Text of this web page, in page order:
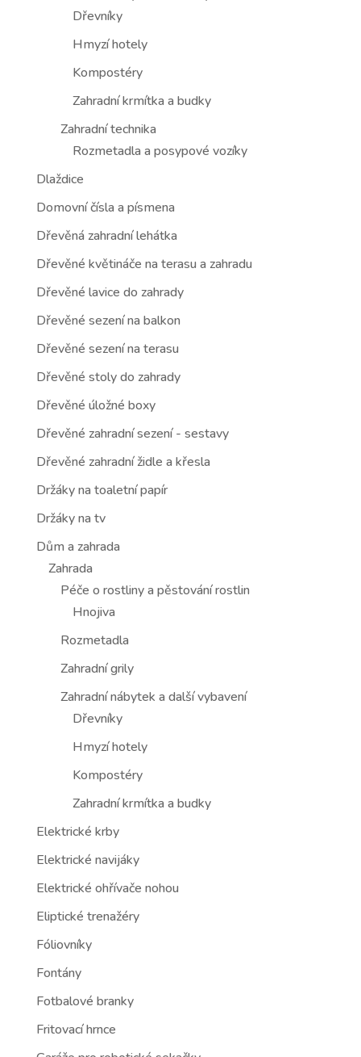
Dřevníky
Hmyzí hotely
Kompostéry
Zahradní krmítka a budky
Zahradní technika
Rozmetadla a posypové vozíky
Dlaždice
Domovní čísla a písmena
Dřevěná zahradní lehátka
Dřevěné květináče na terasu a zahradu
Dřevěné lavice do zahrady
Dřevěné sezení na balkon
Dřevěné sezení na terasu
Dřevěné stoly do zahrady
Dřevěné úložné boxy
Dřevěné zahradní sezení - sestavy
Dřevěné zahradní židle a křesla
Držáky na toaletní papír
Držáky na tv
Dům a zahrada
Zahrada
Péče o rostliny a pěstování rostlin
Hnojiva
Rozmetadla
Zahradní grily
Zahradní nábytek a další vybavení
Dřevníky
Hmyzí hotely
Kompostéry
Zahradní krmítka a budky
Elektrické krby
Elektrické navijáky
Elektrické ohřívače nohou
Eliptické trenažéry
Fóliovníky
Fontány
Fotbalové branky
Fritovací hrnce